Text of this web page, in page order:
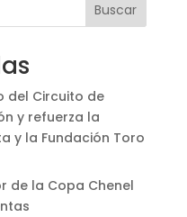
Buscar
del Circuito de
y refuerza la
y la Fundación Toro
de la Copa Chenel